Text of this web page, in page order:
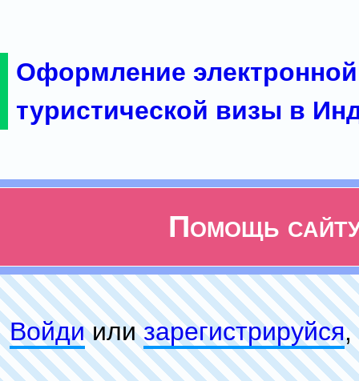
Оформление электронной
туристической визы в
Помощь
Войдиилизарeгиcтpируйся,